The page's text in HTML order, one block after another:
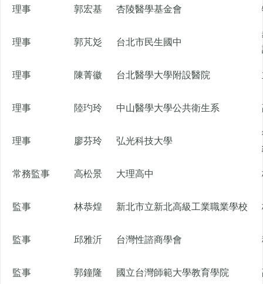
理事 郭宏基 杏陵醫學基金會
理事 郭芃彣 台北市民生國中
理事 陳菁徽 台北醫學大學附設醫院
理事 陸玓玲 中山醫學大學公共衛生系
理事 廖芬玲 弘光科技大學
常務監事 高松景 大理高中
監事 林恭煌 新北市立新北高級工業職業學校
監事 邱雅沂 台灣性諮商學會
監事 郭鐘隆 國立台灣師範大學教育學院